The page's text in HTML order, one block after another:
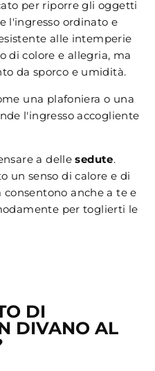
per riporre gli oggetti
l'ingresso ordinato e
alle intemperie
di colore e allegria, ma
da sporco e umidità.
una plafoniera o una
l'ingresso accogliente
a dellesedute.
un senso di calore e di
anche a te e
per toglierti le
DI
DIVANO AL